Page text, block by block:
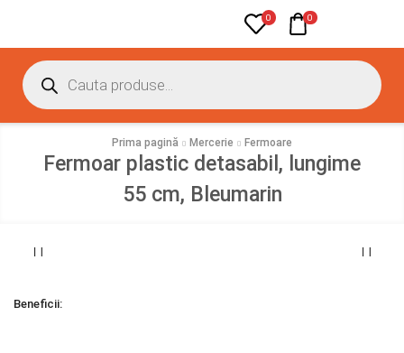
0 0
Prima pagină Mercerie Fermoare
Fermoar plastic detasabil, lungime
55 cm, Bleumarin
Beneficii: